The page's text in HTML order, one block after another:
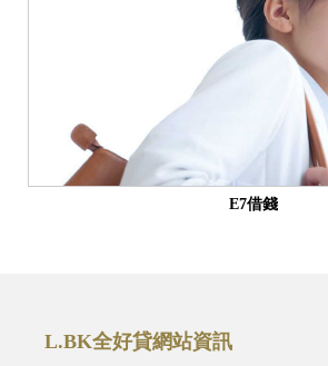
E7借錢
L.BK全好貸網站資訊